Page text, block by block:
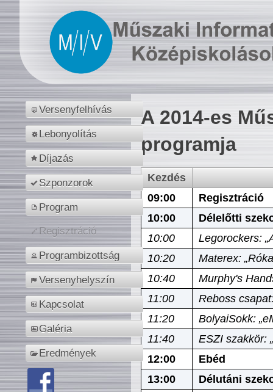
Versenyfelhívás
Lebonyolítás
Díjazás
Szponzorok
Program
Regisztráció
Programbizottság
Versenyhelyszín
Kapcsolat
Galéria
Eredmények
A 2014-es
programja
Kezdés
09:00
Regisztráció
10:00
Délelőtti
10:00
Legorockers:
10:20
Materex:
10:40
Murphy's
11:00
Reboss
11:20
BolyaiSokk:
11:40
ESZI szakkör:
12:00
Ebéd
13:00
Délutáni